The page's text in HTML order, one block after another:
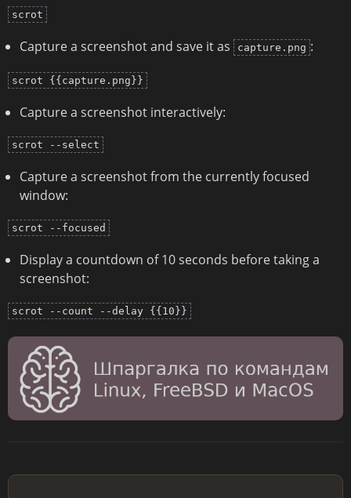
scrot
Capture a screenshot and save it as capture.png :
scrot {{capture.png}}
Capture a screenshot interactively:
scrot --select
Capture a screenshot from the currently focused
window:
scrot --focused
Display a countdown of 10 seconds before taking a
screenshot:
scrot --count --delay {{10}}